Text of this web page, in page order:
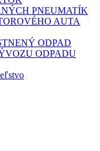
PNEUMATÍK
AUTA
ODPAD
ODPADU